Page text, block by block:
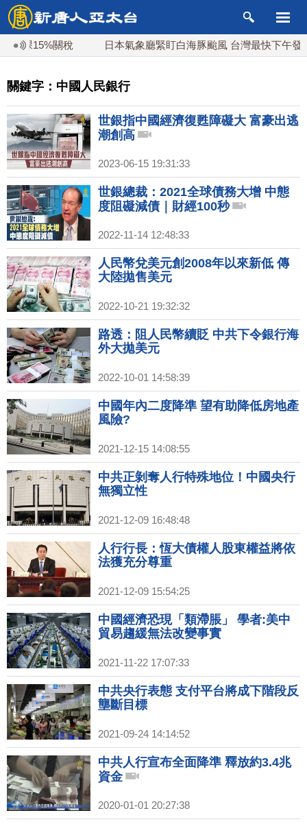
課15%關稅 日本氣象廳緊盯白海豚颱風 台灣最快下午發海警
關鍵字：中國人民銀行
世銀指中國經濟復甦障礙大 富豪出逃
潮創高
2023-06-15 19:31:33
世銀總裁：2021全球債務大增 中態
度阻礙減債｜財經100秒
2022-11-14 12:48:33
人民幣兌美元創2008年以來新低 傳
大陸拋售美元
2022-10-21 19:32:32
路透：阻人民幣續貶 中共下令銀行海
外大拋美元
2022-10-01 14:58:39
中國年內二度降準 望有助降低房地產
風險?
2021-12-15 14:08:55
中共正剝奪人行特殊地位！中國央行
無獨立性
2021-12-09 16:48:48
人行行長：恆大債權人股東權益將依
法獲充分尊重
2021-12-09 15:54:25
中國經濟恐現「類滯脹」 學者:美中
貿易趨緩無法改變事實
2021-11-22 17:07:33
中共央行表態 支付平台將成下階段反
壟斷目標
2021-09-24 14:14:52
中共人行宣布全面降準 釋放約3.4兆
資金
2020-01-01 20:27:38